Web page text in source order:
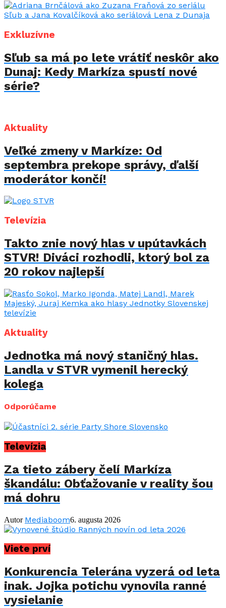
Exkluzívne
Sľub sa má po lete vrátiť neskôr ako
Dunaj: Kedy Markíza spustí nové
série?
Aktuality
Veľké zmeny v Markíze: Od
septembra prekope správy, ďalší
moderátor končí!
Televízia
Takto znie nový hlas v upútavkách
STVR! Diváci rozhodli, ktorý bol za
20 rokov najlepší
Aktuality
Jednotka má nový staničný hlas.
Landla v STVR vymenil herecký
kolega
Odporúčame
Televízia
Za tieto zábery čelí Markíza
škandálu: Obťažovanie v reality šou
má dohru
Autor Mediaboom6. augusta 2026
Viete prví
Konkurencia Telerána vyzerá od leta
inak. Jojka potichu vynovila ranné
vysielanie